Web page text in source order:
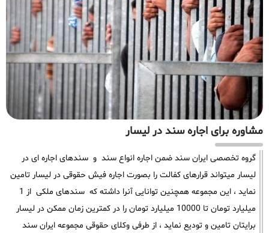
مشاوره برای اجاره سند در لیسار
گروه تخصصی ایران سند ضمن اجاره انواع سند و سندهای اجاره ای در
لیسار میتواند قرارهای کفالت را بصورت اجاره فیش حقوقی در لیسار تامین
نماید ، این مجموعه همچنین توانایی آنرا داشته که سندهای ملکی از 1
میلیارد تومان تا 10000 میلیارد تومان را در کمترین زمان ممکن در لیسار
برایتان تامین و تودیع نماید ، از طرفی وکلای حقوقی مجموعه ایران سند